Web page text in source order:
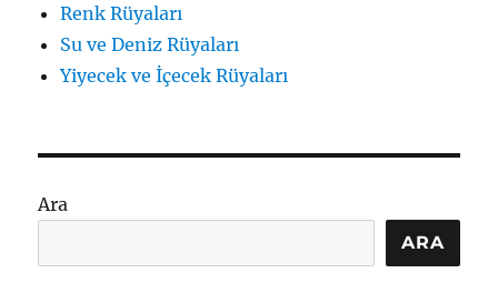
Renk Rüyaları
Su ve Deniz Rüyaları
Yiyecek ve İçecek Rüyaları
Ara
ARA